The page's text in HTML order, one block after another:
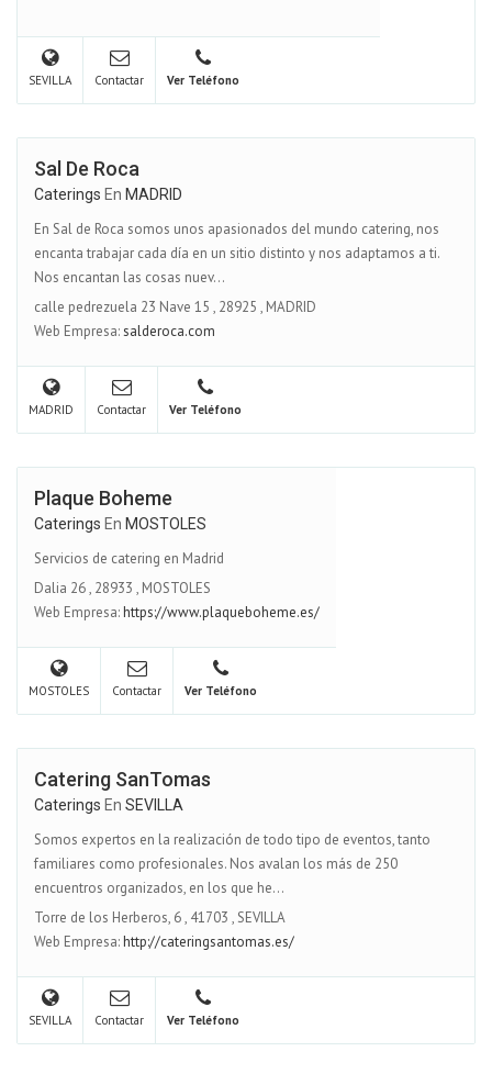
SEVILLA Contactar Ver Teléfono
Sal De Roca
Caterings En MADRID
En Sal de Roca somos unos apasionados del mundo catering, nos
encanta trabajar cada día en un sitio distinto y nos adaptamos a ti.
Nos encantan las cosas nuev...
calle pedrezuela 23 Nave 15 , 28925 , MADRID
Web Empresa:salderoca.com
MADRID Contactar Ver Teléfono
Plaque Boheme
Caterings En MOSTOLES
Servicios de catering en Madrid
Dalia 26, 28933 , MOSTOLES
Web Empresa:https://www.plaqueboheme.es/
MOSTOLES Contactar Ver Teléfono
Catering SanTomas
Caterings En SEVILLA
Somos expertos en la realización de todo tipo de eventos, tanto
familiares como profesionales. Nos avalan los más de 250
encuentros organizados, en los que he...
Torre de los Herberos, 6, 41703 ,SEVILLA
Web Empresa:http://cateringsantomas.es/
SEVILLA Contactar Ver Teléfono